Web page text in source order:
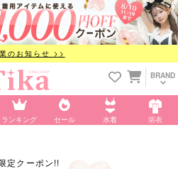
のお知らせ >>
BRAND
ランキング セール 水着 浴衣
定クーポン!!